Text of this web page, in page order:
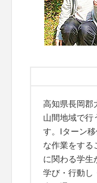
高知県長岡郡
山間地域で行
す。Iターン
な作業をする
に関わる学生
学び・行動し